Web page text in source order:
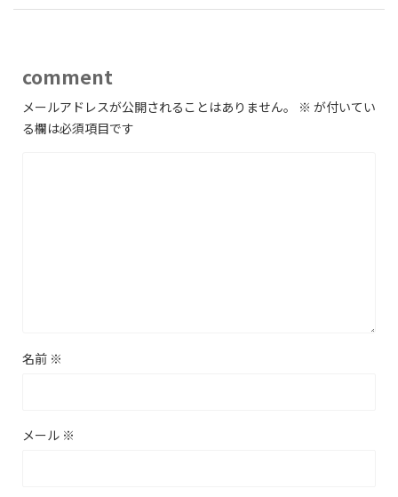
comment
メールアドレスが公開されることはありません。 ※ が付いてい
る欄は必須項目です
名前 ※
メール ※